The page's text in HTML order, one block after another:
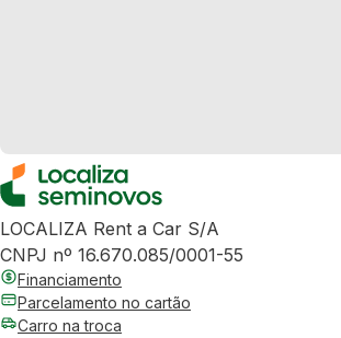
LOCALIZA Rent a Car S/A
CNPJ nº 16.670.085/0001-55
Financiamento
Parcelamento no cartão
Carro na troca